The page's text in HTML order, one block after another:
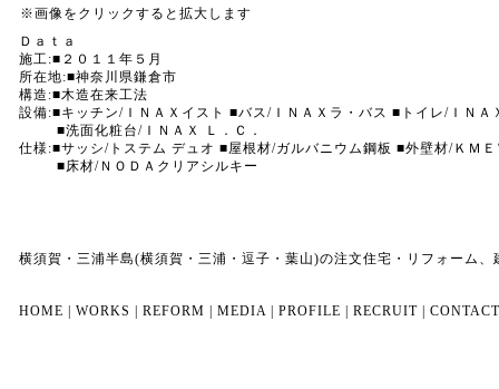
※画像をクリックすると拡大します
Ｄａｔａ
施工:■２０１１年５月
所在地:■神奈川県鎌倉市
構造:■木造在来工法
設備:■キッチン/ＩＮＡＸイスト ■バス/ＩＮＡＸラ・バス ■トイレ/ＩＮＡ
■洗面化粧台/ＩＮＡＸ Ｌ．Ｃ．
仕様:■サッシ/トステム デュオ ■屋根材/ガルバニウム鋼板 ■外壁材/ＫＭ
■床材/ＮＯＤＡクリアシルキー
横須賀・三浦半島(横須賀・三浦・逗子・葉山)の注文住宅・リフォーム
HOME WORKS REFORM MEDIA PROFILE RECRUIT CONTACT